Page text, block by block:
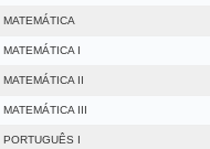
MATEMÁTICA
MATEMÁTICA I
MATEMÁTICA II
MATEMÁTICA III
PORTUGUÊS I